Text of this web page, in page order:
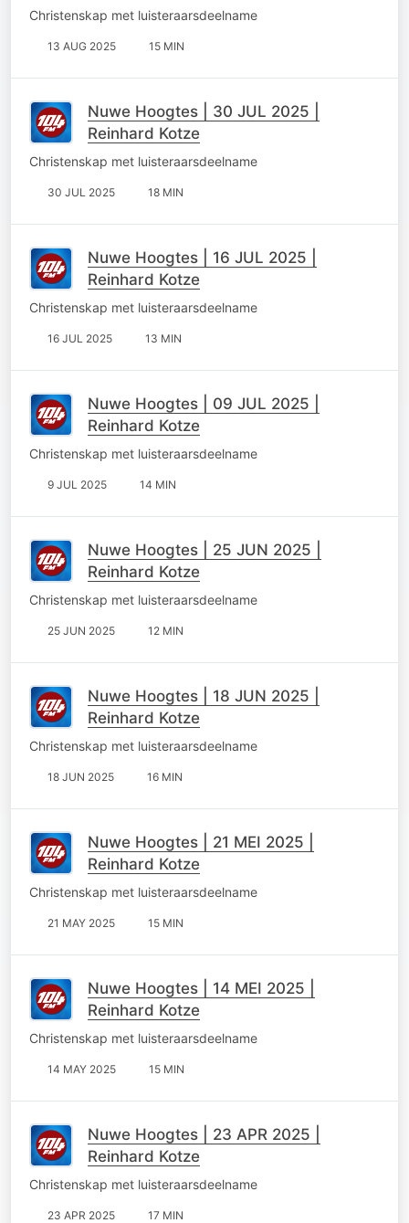
Christenskap met luisteraarsdeelname
13 AUG 2025 15 MIN
Nuwe Hoogtes | 30 JUL 2025 |
Reinhard Kotze
Christenskap met luisteraarsdeelname
30 JUL 2025 18 MIN
Nuwe Hoogtes | 16 JUL 2025 |
Reinhard Kotze
Christenskap met luisteraarsdeelname
16 JUL 2025 13 MIN
Nuwe Hoogtes | 09 JUL 2025 |
Reinhard Kotze
Christenskap met luisteraarsdeelname
9 JUL 2025 14 MIN
Nuwe Hoogtes | 25 JUN 2025 |
Reinhard Kotze
Christenskap met luisteraarsdeelname
25 JUN 2025 12 MIN
Nuwe Hoogtes | 18 JUN 2025 |
Reinhard Kotze
Christenskap met luisteraarsdeelname
18 JUN 2025 16 MIN
Nuwe Hoogtes | 21 MEI 2025 |
Reinhard Kotze
Christenskap met luisteraarsdeelname
21 MAY 2025 15 MIN
Nuwe Hoogtes | 14 MEI 2025 |
Reinhard Kotze
Christenskap met luisteraarsdeelname
14 MAY 2025 15 MIN
Nuwe Hoogtes | 23 APR 2025 |
Reinhard Kotze
Christenskap met luisteraarsdeelname
23 APR 2025 17 MIN